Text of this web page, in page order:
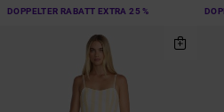
DOPPELTER RABATT EXTRA 25 %